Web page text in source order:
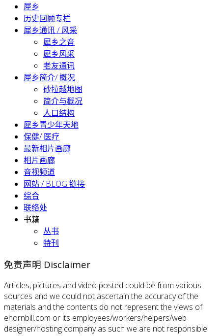
犀乡
历史回顾专栏
犀乡通讯 / 风采
犀乡之音
犀乡风采
老友通讯
犀乡简介/ 概况
砂拉越地图
简介与概况
人口结构
犀乡青少年天地
保健/ 医疗
最新相片画廊
相片画廊
音视频道
网站 / BLOG 链接
综合
联络处
书籍
丛书
特刊
免责声明 Disclaimer
Articles, pictures and video posted could be from various
sources and we could not ascertain the accuracy of the
materials and the contents do not represent the views of
ehornbill.com or its employees/workers/helpers/web
designer/hosting company as such we are not responsible